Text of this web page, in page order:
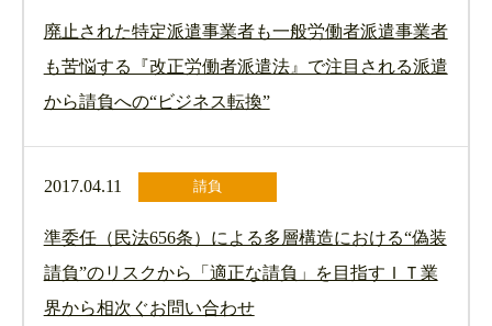
廃止された特定派遣事業者も一般労働者派遣事業者
も苦悩する『改正労働者派遣法』で注目される派遣
から請負への“ビジネス転換”
2017.04.11 請負
準委任（民法656条）による多層構造における“偽装
請負”のリスクから「適正な請負」を目指すＩＴ業
界から相次ぐお問い合わせ